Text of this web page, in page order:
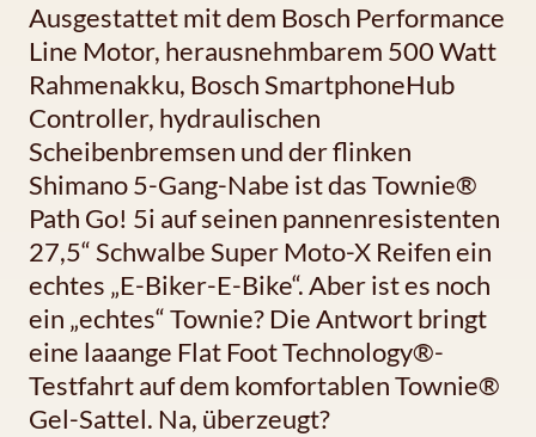
Ausgestattet mit dem Bosch Performance
Line Motor, herausnehmbarem 500 Watt
Rahmenakku, Bosch SmartphoneHub
Controller, hydraulischen
Scheibenbremsen und der flinken
Shimano 5-Gang-Nabe ist das Townie®
Path Go! 5i auf seinen pannenresistenten
27,5“ Schwalbe Super Moto-X Reifen ein
echtes „E-Biker-E-Bike“. Aber ist es noch
ein „echtes“ Townie? Die Antwort bringt
eine laaange Flat Foot Technology®-
Testfahrt auf dem komfortablen Townie®
Gel-Sattel. Na, überzeugt?